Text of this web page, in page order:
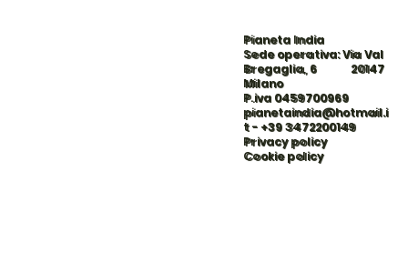
Pianeta India
Sede operativa: Via Val
Bregaglia, 6 20147
Milano
P.iva 0459700969
pianetaindia@hotmail.i
t- +39 3472200149
Privacy policy
Cookie policy